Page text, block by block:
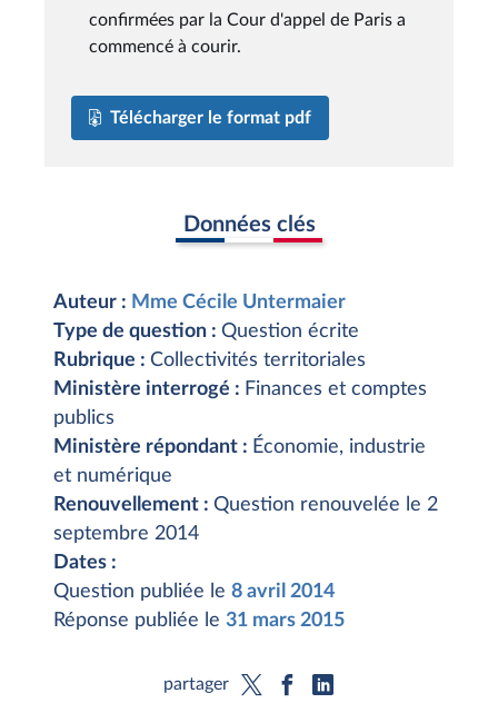
confirmées par la Cour d'appel de Paris a
commencé à courir.
Télécharger le format pdf
Données clés
Auteur : Mme Cécile Untermaier
Type de question : Question écrite
Rubrique : Collectivités territoriales
Ministère interrogé : Finances et comptes
publics
Ministère répondant : Économie, industrie
et numérique
Renouvellement : Question renouvelée le 2
septembre 2014
Dates :
Question publiée le 8 avril 2014
Réponse publiée le 31 mars 2015
partager